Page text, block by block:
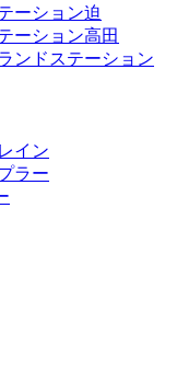
ーション迫
ーション高田
ンドステーション
イン
ラー